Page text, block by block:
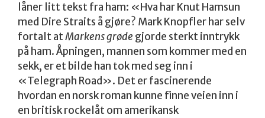
låner litt tekst fra ham: «Hva har Knut Hamsun
med Dire Straits å gjøre? Mark Knopfler har selv
fortalt atMarkens grøde gjorde sterkt inntrykk
på ham. Åpningen, mannen som kommer med en
sekk, er et bilde han tok med seg inn i
«Telegraph Road». Det er fascinerende
hvordan en norsk roman kunne finne veien inn i
en britisk rockelåt om amerikansk